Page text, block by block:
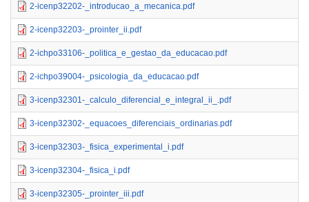
2-icenp32202-_introducao_a_mecanica.pdf
2-icenp32203-_prointer_ii.pdf
2-ichpo33106-_politica_e_gestao_da_educacao.pdf
2-ichpo39004-_psicologia_da_educacao.pdf
3-icenp32301-_calculo_diferencial_e_integral_ii_.pdf
3-icenp32302-_equacoes_diferenciais_ordinarias.pdf
3-icenp32303-_fisica_experimental_i.pdf
3-icenp32304-_fisica_i.pdf
3-icenp32305-_prointer_iii.pdf